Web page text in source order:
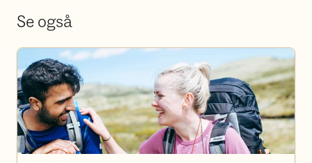
Se også
Bli frivillig